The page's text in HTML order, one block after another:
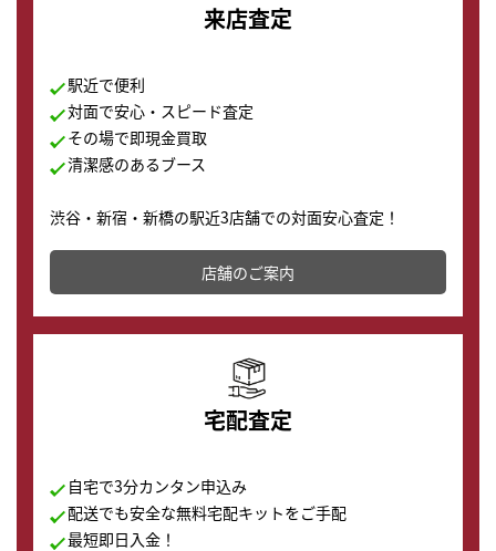
来店査定
駅近で便利
対面で安心・スピード査定
その場で即現金買取
清潔感のあるブース
渋谷・新宿・新橋の駅近3店舗での対面安心査定！
店舗を併設しており、下取りに出してお得に新しい時計
の購入もできます♪
店舗のご案内
宅配査定
自宅で3分カンタン申込み
配送でも安全な無料宅配キットをご手配
最短即日入金！